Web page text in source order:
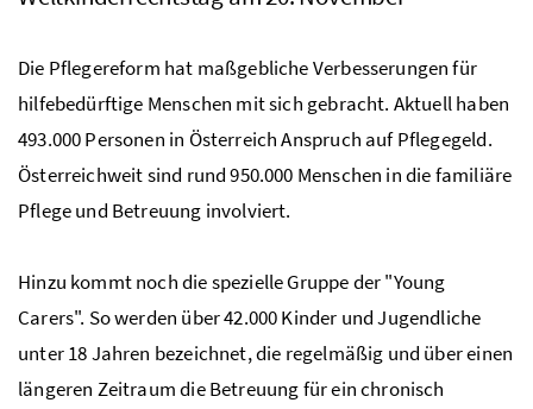
Die Pflegereform hat maßgebliche Verbesserungen für
hilfebedürftige Menschen mit sich gebracht. Aktuell haben
493.000 Personen in Österreich Anspruch auf Pflegegeld.
Österreichweit sind rund 950.000 Menschen in die familiäre
Pflege und Betreuung involviert.
Hinzu kommt noch die spezielle Gruppe der "Young
Carers". So werden über 42.000 Kinder und Jugendliche
unter 18 Jahren bezeichnet, die regelmäßig und über einen
längeren Zeitraum die Betreuung für ein chronisch